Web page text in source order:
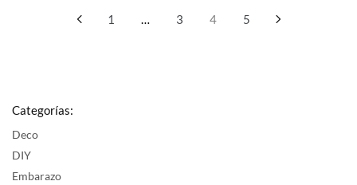
Navegación
1 … 3 4 5
Categorías:
Deco
DIY
Embarazo